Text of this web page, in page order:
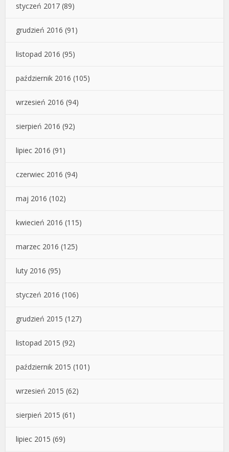
styczeń 2017 (89)
grudzień 2016 (91)
listopad 2016 (95)
październik 2016 (105)
wrzesień 2016 (94)
sierpień 2016 (92)
lipiec 2016 (91)
czerwiec 2016 (94)
maj 2016 (102)
kwiecień 2016 (115)
marzec 2016 (125)
luty 2016 (95)
styczeń 2016 (106)
grudzień 2015 (127)
listopad 2015 (92)
październik 2015 (101)
wrzesień 2015 (62)
sierpień 2015 (61)
lipiec 2015 (69)